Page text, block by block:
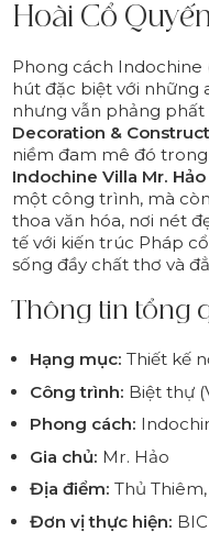
Hoài Cổ
Phong cách
hút đặc biệt với những
nhưng vẫn phảng phất
Decoration &
niềm đam mê đó
Indochine Villa Mr.
một công trình, mà
thoa văn hóa, nơi nét
tế với kiến trúc Pháp
sống đầy chất thơ và
Thông tin tổng
Hạng mục: Thiết kế
Công trình: Biệt thự
Phong cách:
Gia chủ: Mr. Hảo
Địa điểm: Thủ
Đơn vị thực hiện: